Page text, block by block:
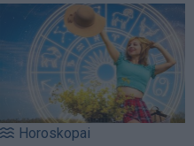
Horoskopai